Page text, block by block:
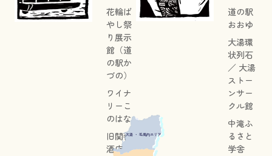
花輪ば
やし祭
り展示
館（道
の駅か
づの）
ワイナ
リーこ
のはな
旧関善
酒店
道の駅
おおゆ
大湯環
状列石
／ 大湯
ストー
ンサー
クル館
中滝ふ
るさと
学舎
大湯 ・ 毛馬内エリア